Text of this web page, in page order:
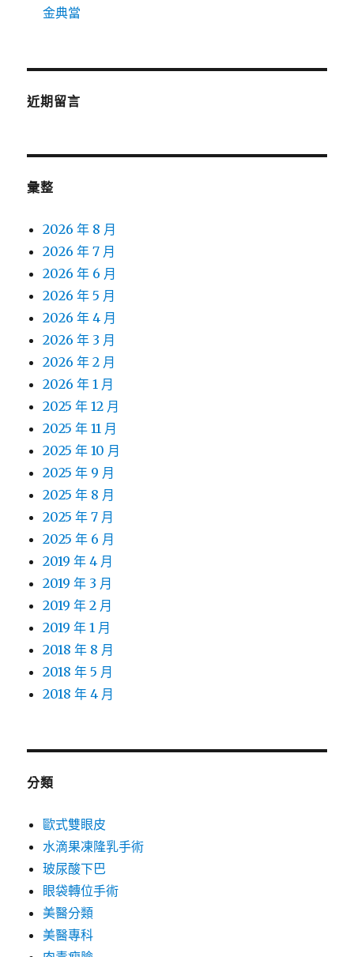
金典當
近期留言
彙整
2026 年 8 月
2026 年 7 月
2026 年 6 月
2026 年 5 月
2026 年 4 月
2026 年 3 月
2026 年 2 月
2026 年 1 月
2025 年 12 月
2025 年 11 月
2025 年 10 月
2025 年 9 月
2025 年 8 月
2025 年 7 月
2025 年 6 月
2019 年 4 月
2019 年 3 月
2019 年 2 月
2019 年 1 月
2018 年 8 月
2018 年 5 月
2018 年 4 月
分類
歐式雙眼皮
水滴果凍隆乳手術
玻尿酸下巴
眼袋轉位手術
美醫分類
美醫專科